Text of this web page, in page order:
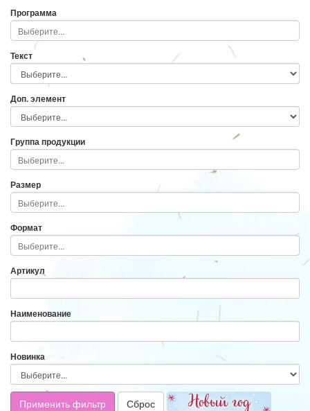
Программа
Текст
Доп. элемент
Группа продукции
Размер
Формат
Артикул
Наименование
Новинка
Применить фильтр Сброс